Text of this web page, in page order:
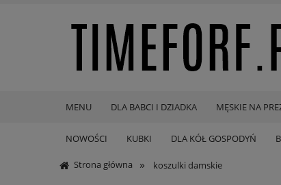
MENU DLA BABCI I DZIADKA MĘSKIE NA
NOWOŚCI KUBKI DLA KÓŁ GOSPODYŃ
Strona główna » koszulki damskie